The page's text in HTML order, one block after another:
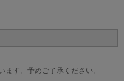
す。予めご了承ください。